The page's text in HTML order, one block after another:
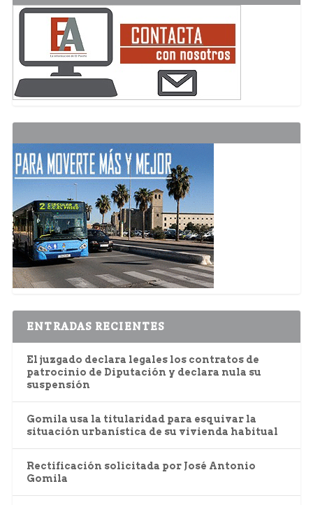
ENTRADAS RECIENTES
El juzgado declara legales los contratos de
patrocinio de Diputación y declara nula su
suspensión
Gomila usa la titularidad para esquivar la
situación urbanística de su vivienda habitual
Rectificación solicitada por José Antonio
Gomila